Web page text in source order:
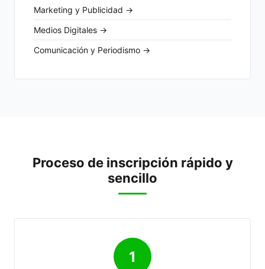
Marketing y Publicidad →
Medios Digitales →
Comunicación y Periodismo →
Proceso de inscripción rápido y
sencillo
1